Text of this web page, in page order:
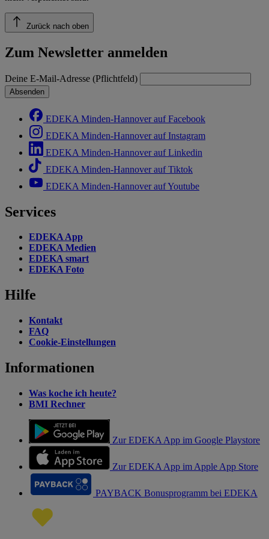
Zurück nach oben
Zum Newsletter anmelden
Deine E-Mail-Adresse (Pflichtfeld)
Absenden
EDEKA Minden-Hannover auf Facebook
EDEKA Minden-Hannover auf Instagram
EDEKA Minden-Hannover auf Linkedin
EDEKA Minden-Hannover auf Tiktok
EDEKA Minden-Hannover auf Youtube
Services
EDEKA App
EDEKA Medien
EDEKA smart
EDEKA Foto
Hilfe
Kontakt
FAQ
Cookie-Einstellungen
Informationen
Was koche ich heute?
BMI Rechner
Zur EDEKA App im Google Playstore
Zur EDEKA App im Apple App Store
PAYBACK Bonusprogramm bei EDEKA